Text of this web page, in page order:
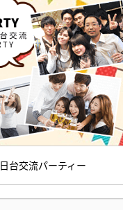
日台交流パーティー